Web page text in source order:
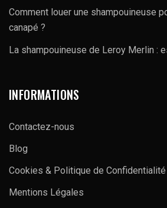
Comment louer une shampouineuse
canapé ?
La shampouineuse de Leroy Merlin :
INFORMATIONS
Contactez-nous
Blog
Cookies & Politique de Confidentialité
Mentions Légales